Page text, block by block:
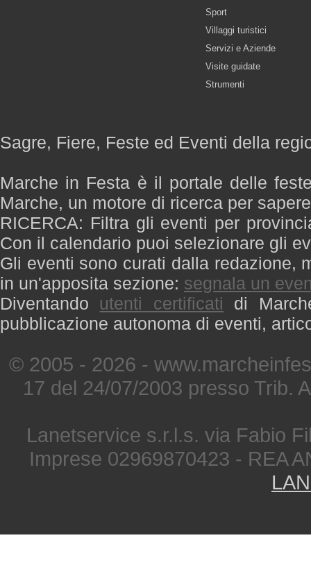
Sport
Villaggi turistici
Servizi e Aziende
Visite guidate
Strumenti
Sagre, Fiere, Feste ed Eventi della
Marche in Festa è il portale delle
Marche, un motore di ricerca per
RICERCA: Filtra gli eventi per
Con il calendario puoi selezionare gli
Gli eventi sono curati dalla redazione,
in un'apposita sezione: segnala un
Diventando utenti certificati di
pubblicazione autonoma di eventi,
© 2005 - 2026 -
17 del 24/07/2003 presso Trib.
Lanetservice s.r.l.s. via Fabio
Imprese 02969870423 - REA